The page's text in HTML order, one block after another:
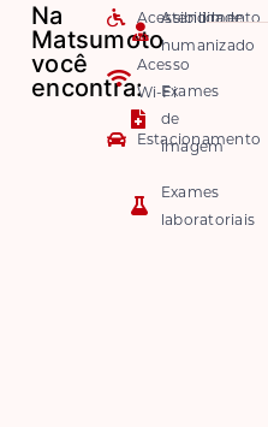
Na
Matsumoto
você
encontra:
Acessibilidade
Acesso
Wi-Fi
Estacionamento
Atendimento
humanizado
Exames
de
imagem
Exames
laboratoriais